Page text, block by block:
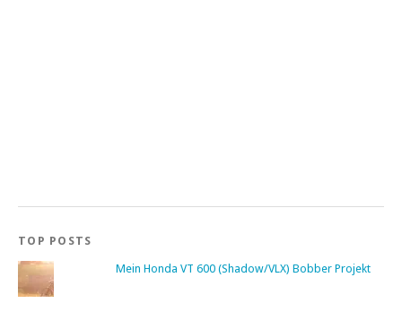
TOP POSTS
Mein Honda VT 600 (Shadow/VLX) Bobber Projekt